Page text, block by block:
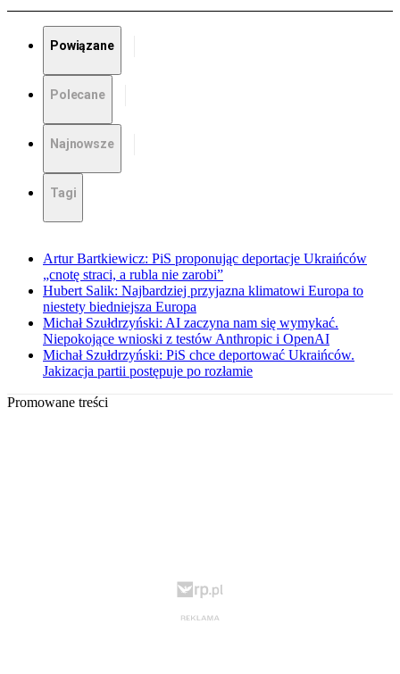
Powiązane
Polecane
Najnowsze
Tagi
Artur Bartkiewicz: PiS proponując deportacje Ukraińców
„cnotę straci, a rubla nie zarobi”
Hubert Salik: Najbardziej przyjazna klimatowi Europa to
niestety biedniejsza Europa
Michał Szułdrzyński: AI zaczyna nam się wymykać.
Niepokojące wnioski z testów Anthropic i OpenAI
Michał Szułdrzyński: PiS chce deportować Ukraińców.
Jakizacja partii postępuje po rozłamie
Promowane treści